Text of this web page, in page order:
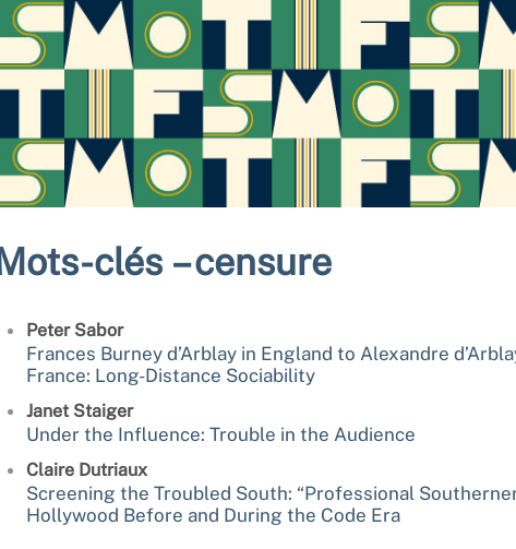
Mots-clés – censure
Peter Sabor
Frances Burney d’Arblay in England to Alexandre
France: Long-Distance Sociability
Janet Staiger
Under the Influence: Trouble in the Audience
Claire Dutriaux
Screening the Troubled South: “Professional
Hollywood Before and During the Code Era